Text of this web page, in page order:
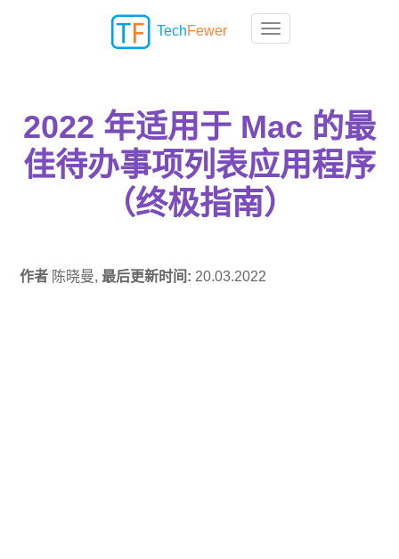
Toggle navigation
TechFewer
2022 年适用于 Mac 的最
佳待办事项列表应用程序
（终极指南）
作者 陈晓曼,最后更新时间: 20.03.2022